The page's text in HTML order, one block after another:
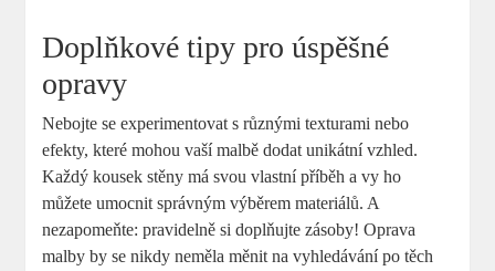
Doplňkové tipy pro úspěšné
opravy
Nebojte se experimentovat s různými texturami nebo
efekty, které mohou vaší malbě dodat unikátní vzhled.
Každý kousek stěny má svou vlastní příběh a vy ho
můžete umocnit správným výběrem materiálů. A
nezapomeňte: pravidelně si doplňujte zásoby! Oprava
malby by se nikdy neměla měnit na vyhledávání po těch